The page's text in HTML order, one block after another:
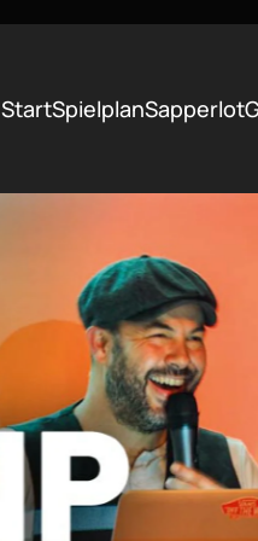
StartSpielplanSapperlot